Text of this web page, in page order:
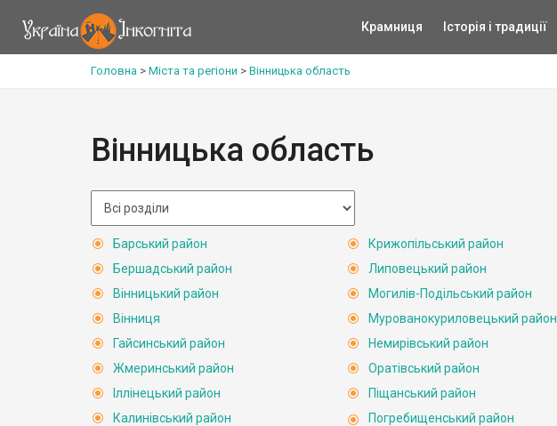
Крамниця Історія і традиції
Головна > Міста та регіони > Вінницька область
Вінницька область
Барський район
Бершадський район
Вінницький район
Вінниця
Гайсинський район
Жмеринський район
Іллінецький район
Калинівський район
Крижопільський район
Липовецький район
Могилів-Подільський район
Мурованокуриловецький район
Немирівський район
Оратівський район
Піщанський район
Погребищенський район